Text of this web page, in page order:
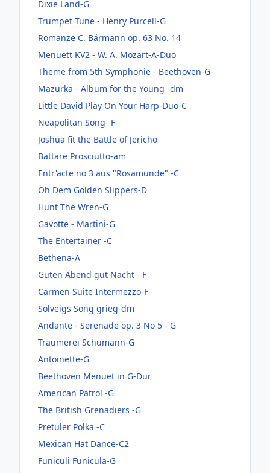
Dixie Land-G
Trumpet Tune - Henry Purcell-G
Romanze C. Bärmann op. 63 No. 14
Menuett KV2 - W. A. Mozart-A-Duo
Theme from 5th Symphonie - Beethoven-G
Mazurka - Album for the Young -dm
Little David Play On Your Harp-Duo-C
Neapolitan Song- F
Joshua fit the Battle of Jericho
Battare Prosciutto-am
Entr'acte no 3 aus "Rosamunde" -C
Oh Dem Golden Slippers-D
Hunt The Wren-G
Gavotte - Martini-G
The Entertainer -C
Bethena-A
Guten Abend gut Nacht - F
Carmen Suite Intermezzo-F
Solveigs Song grieg-dm
Andante - Serenade op. 3 No 5 - G
Träumerei Schumann-G
Antoinette-G
Beethoven Menuet in G-Dur
American Patrol -G
The British Grenadiers -G
Pretuler Polka -C
Mexican Hat Dance-C2
Funiculi Funicula-G